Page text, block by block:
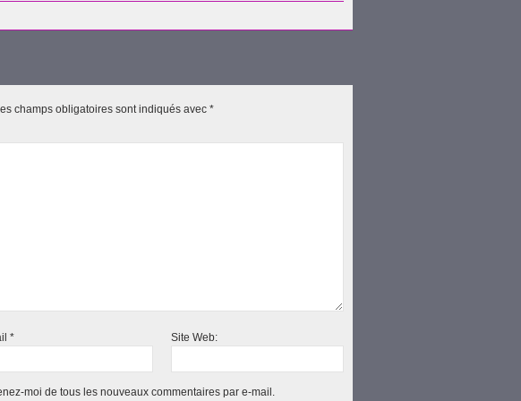
champs obligatoires sont indiqués avec *
* Site Web:
moi de tous les nouveaux commentaires par e-mail.